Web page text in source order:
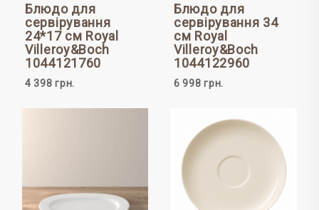
Блюдо для
сервірування
24*17 см Royal
Villeroy&Boch
1044121760
4 398 грн.
Блюдо для
сервірування 34
см Royal
Villeroy&Boch
1044122960
6 998 грн.